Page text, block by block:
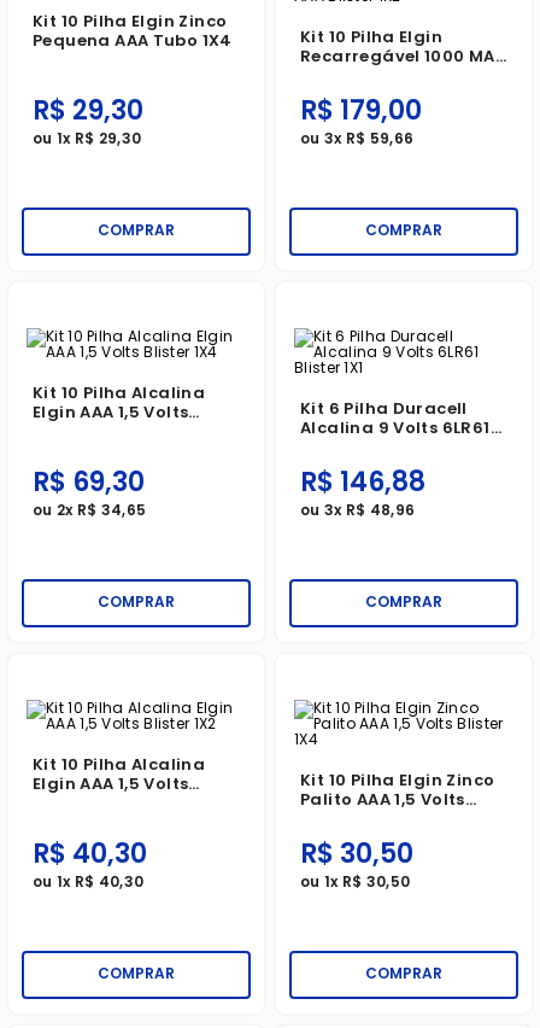
Kit 10 Pilha Elgin Zinco
Pequena AAA Tubo 1X4
R$ 29,30
ou 1x R$ 29,30
COMPRAR
Kit 10 Pilha Elgin
Recarregável 1000 MAh
R$ 179,00
ou 3x R$ 59,66
COMPRAR
Kit 10 Pilha Alcalina
Elgin AAA 1,5 Volts
R$ 69,30
ou 2x R$ 34,65
COMPRAR
Kit 6 Pilha Duracell
Alcalina 9 Volts 6LR61
R$ 146,88
ou 3x R$ 48,96
COMPRAR
Kit 10 Pilha Alcalina
Elgin AAA 1,5 Volts
R$ 40,30
ou 1x R$ 40,30
COMPRAR
Kit 10 Pilha Elgin Zinco
Palito AAA 1,5 Volts
R$ 30,50
ou 1x R$ 30,50
COMPRAR